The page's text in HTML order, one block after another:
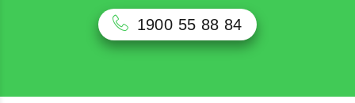
1900 55 88 84